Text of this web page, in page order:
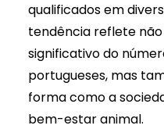
qualificados em
tendência reflete
significativo do
portugueses, mas
forma como a
bem-estar animal.